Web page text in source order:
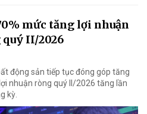
mức tăng lợi nhuận
II/2026
động sản tiếp tục đóng góp tăng
nhuận ròng quý II/2026 tăng lần
kỳ.